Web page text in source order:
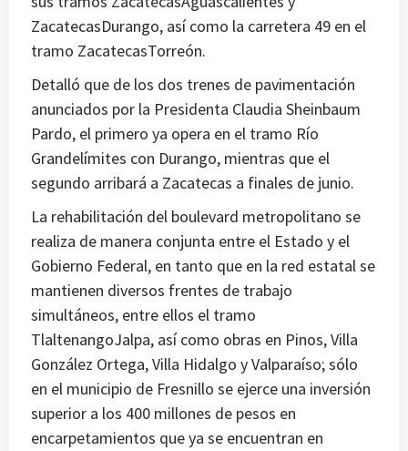
ZacatecasDurango, así como la carretera 49 en el
tramo ZacatecasTorreón.
Detalló que de los dos trenes de pavimentación
anunciados por la Presidenta Claudia Sheinbaum
Pardo, el primero ya opera en el tramo Río
Grandelímites con Durango, mientras que el
segundo arribará a Zacatecas a finales de junio.
La rehabilitación del boulevard metropolitano se
realiza de manera conjunta entre el Estado y el
Gobierno Federal, en tanto que en la red estatal se
mantienen diversos frentes de trabajo
simultáneos, entre ellos el tramo
TlaltenangoJalpa, así como obras en Pinos, Villa
González Ortega, Villa Hidalgo y Valparaíso; sólo
en el municipio de Fresnillo se ejerce una inversión
superior a los 400 millones de pesos en
encarpetamientos que ya se encuentran en